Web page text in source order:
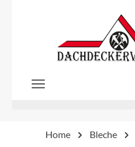
Zum Hauptinhalt springen
Home Bleche